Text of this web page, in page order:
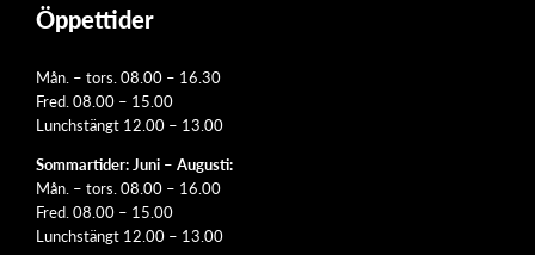
Öppettider
Mån. – tors. 08.00 – 16.30
Fred. 08.00 – 15.00
Lunchstängt 12.00 – 13.00
Sommartider: Juni – Augusti:
Mån. – tors. 08.00 – 16.00
Fred. 08.00 – 15.00
Lunchstängt 12.00 – 13.00